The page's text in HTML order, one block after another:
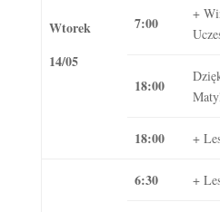
Wtorek
14/05
7:00
+
18:00
18:00 +
6:30 +